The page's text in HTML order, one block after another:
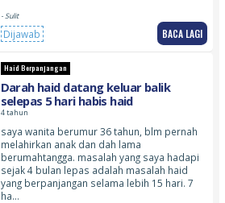
- Sulit
Dijawab BACA LAGI
Haid Berpanjangan
Darah haid datang keluar balik
selepas 5 hari habis haid
4 tahun
saya wanita berumur 36 tahun, blm pernah
melahirkan anak dan dah lama
berumahtangga. masalah yang saya hadapi
sejak 4 bulan lepas adalah masalah haid
yang berpanjangan selama lebih 15 hari. 7
ha…